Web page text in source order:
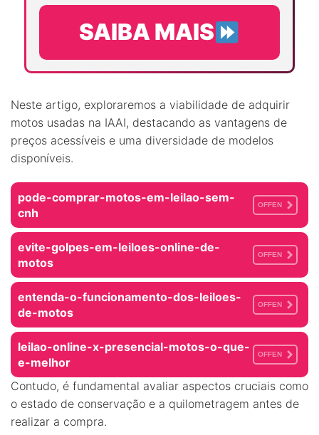
SAIBA MAIS
Neste artigo, exploraremos a viabilidade de adquirir
motos usadas na IAAI, destacando as vantagens de
preços acessíveis e uma diversidade de modelos
disponíveis.
pode-comprar-motos-em-leilao-sem-
cnh
OFFEN
evite-golpes-em-leiloes-online-de-
motos
OFFEN
entenda-o-funcionamento-dos-leiloes-
de-motos
OFFEN
leilao-online-x-presencial-motos-o-que-
e-melhor
OFFEN
Contudo, é fundamental avaliar aspectos cruciais como
o estado de conservação e a quilometragem antes de
realizar a compra.